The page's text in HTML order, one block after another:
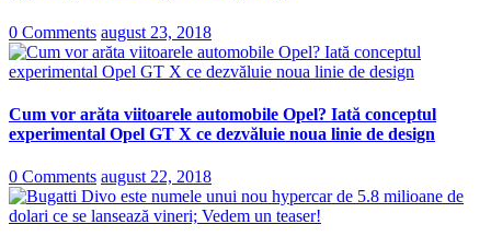
0 Comments august 23, 2018
Cum vor arăta viitoarele automobile Opel? Iată conceptul
experimental Opel GT X ce dezvăluie noua linie de design
0 Comments august 22, 2018